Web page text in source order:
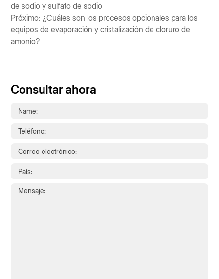
de sodio y sulfato de sodio
Próximo: ¿Cuáles son los procesos opcionales para los
equipos de evaporación y cristalización de cloruro de
amonio?
Consultar ahora